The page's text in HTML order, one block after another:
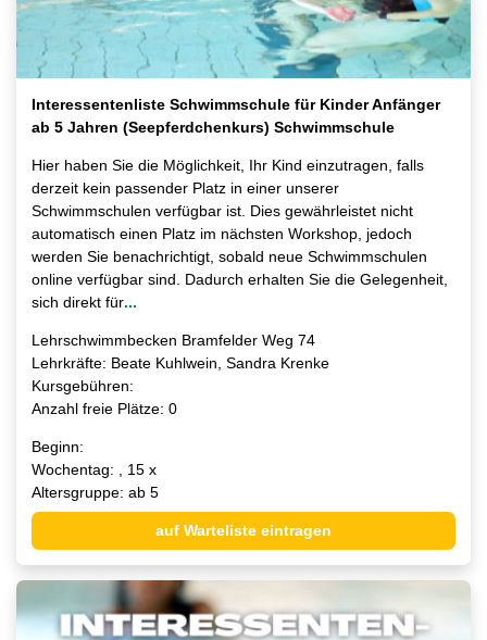
Interessentenliste Schwimmschule für Kinder Anfänger
ab 5 Jahren (Seepferdchenkurs) Schwimmschule
Hier haben Sie die Möglichkeit, Ihr Kind einzutragen, falls
derzeit kein passender Platz in einer unserer
Schwimmschulen verfügbar ist. Dies gewährleistet nicht
automatisch einen Platz im nächsten Workshop, jedoch
werden Sie benachrichtigt, sobald neue Schwimmschulen
online verfügbar sind. Dadurch erhalten Sie die Gelegenheit,
sich direkt für...
Lehrschwimmbecken Bramfelder Weg 74
Lehrkräfte: Beate Kuhlwein, Sandra Krenke
Kursgebühren:
Anzahl freie Plätze: 0
Beginn:
Wochentag: , 15 x
Altersgruppe: ab 5
auf Warteliste eintragen